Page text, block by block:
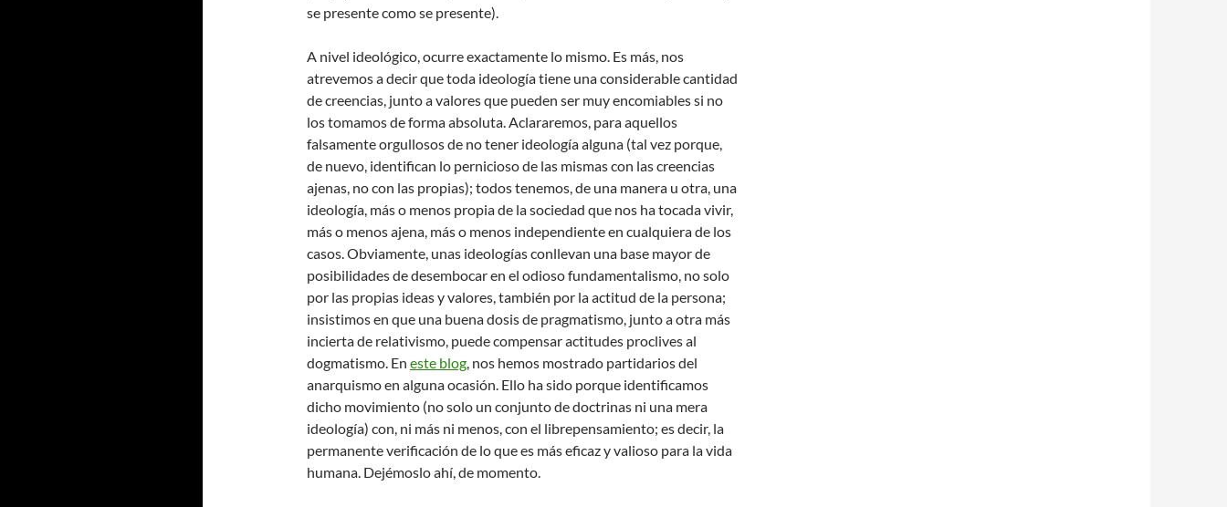
se presente como se presente).
A nivel ideológico, ocurre exactamente lo mismo. Es más, nos
atrevemos a decir que toda ideología tiene una considerable cantidad
de creencias, junto a valores que pueden ser muy encomiables si no
los tomamos de forma absoluta. Aclararemos, para aquellos
falsamente orgullosos de no tener ideología alguna (tal vez porque,
de nuevo, identifican lo pernicioso de las mismas con las creencias
ajenas, no con las propias); todos tenemos, de una manera u otra, una
ideología, más o menos propia de la sociedad que nos ha tocada vivir,
más o menos ajena, más o menos independiente en cualquiera de los
casos. Obviamente, unas ideologías conllevan una base mayor de
posibilidades de desembocar en el odioso fundamentalismo, no solo
por las propias ideas y valores, también por la actitud de la persona;
insistimos en que una buena dosis de pragmatismo, junto a otra más
incierta de relativismo, puede compensar actitudes proclives al
dogmatismo. En este blog, nos hemos mostrado partidarios del
anarquismo en alguna ocasión. Ello ha sido porque identificamos
dicho movimiento (no solo un conjunto de doctrinas ni una mera
ideología) con, ni más ni menos, con el librepensamiento; es decir, la
permanente verificación de lo que es más eficaz y valioso para la vida
humana. Dejémoslo ahí, de momento.